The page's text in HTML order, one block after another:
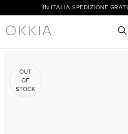
IN ITALIA SPEDIZIONE
OUT
OF
STOCK